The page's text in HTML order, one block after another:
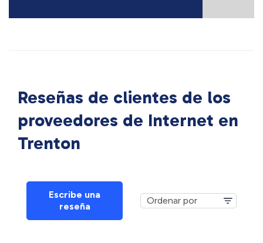
Reseñas de clientes de los
proveedores de Internet en
Trenton
Escribe una
reseña